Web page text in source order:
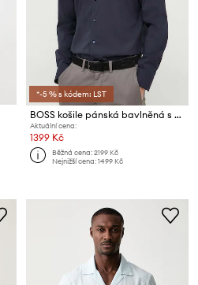
*-5 % s kódem: LST
BOSS košile pánská bavlněná s elastanem H-HANK-kent-C1-214
Aktuální cena:
1399 Kč
Běžná cena:2199 Kč
Nejnižší cena:1499 Kč